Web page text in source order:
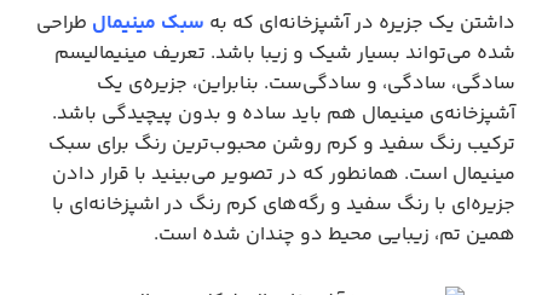
داشتن یک جزیره در آشپزخانه‌ای که به سبک مینیمال طراحی
شده می‌تواند بسیار شیک و زیبا باشد. تعریف مینیمالیسم
سادگی، سادگی، و سادگی‌ست. بنابراین، جزیره‌ی یک
آشپزخانه‌ی مینیمال هم باید ساده و بدون پیچیدگی باشد.
ترکیب رنگ سفید و کرم روشن محبوب‌ترین رنگ برای سبک
مینیمال است. همانطور که در تصویر می‌بینید با قرار دادن
جزیره‌ای با رنگ سفید و رگه‌های کرم رنگ در اشپزخانه‌ای با
همین تم، زیبایی محیط دو چندان شده است.